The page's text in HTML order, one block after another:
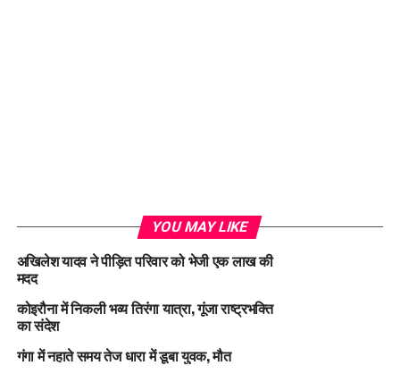
YOU MAY LIKE
अखिलेश यादव ने पीड़ित परिवार को भेजी एक लाख की
मदद
कोइरौना में निकली भव्य तिरंगा यात्रा, गूंजा राष्ट्रभक्ति
का संदेश
गंगा में नहाते समय तेज धारा में डूबा युवक, मौत